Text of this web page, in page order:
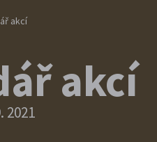
akcí
akcí
2021